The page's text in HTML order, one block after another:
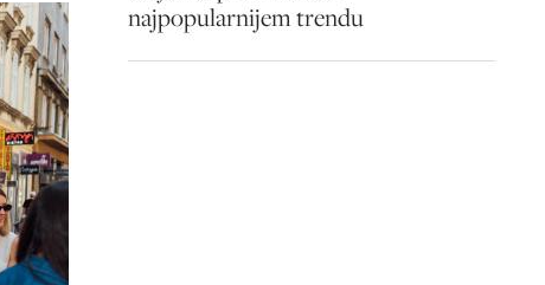
najpopularnijem trendu